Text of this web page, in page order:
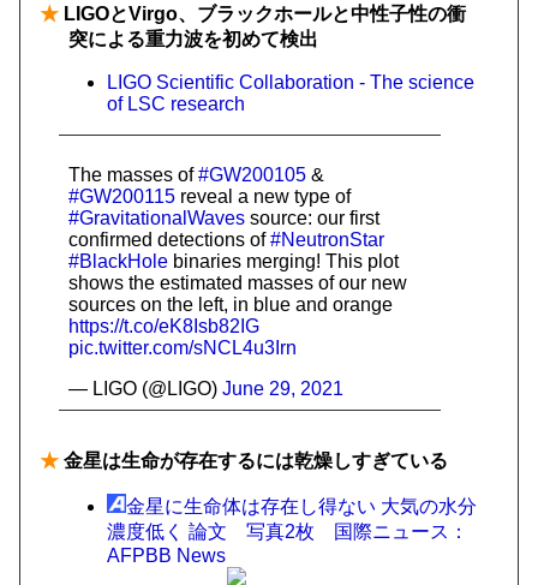
★ LIGOとVirgo、ブラックホールと中性子性の衝
突による重力波を初めて検出
LIGO Scientific Collaboration - The science
of LSC research
The masses of#GW200105 &
#GW200115 reveal a new type of
#GravitationalWaves source: our first
confirmed detections of#NeutronStar
#BlackHole binaries merging! This plot
shows the estimated masses of our new
sources on the left, in blue and orange
https://t.co/eK8Isb82IG
pic.twitter.com/sNCL4u3Irn
— LIGO (@LIGO) June 29, 2021
★ 金星は生命が存在するには乾燥しすぎている
金星に生命体は存在し得ない 大気の水分
濃度低く 論文 写真2枚 国際ニュース：
AFPBB News